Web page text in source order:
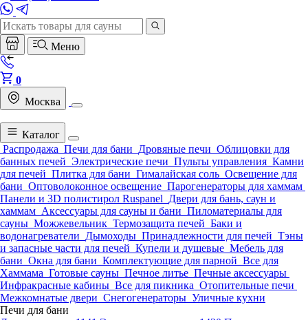
Меню
0
Москва
Каталог
Распродажа Печи для бани Дровяные печи Облицовки для
банных печей Электрические печи Пульты управления Камни
для печей Плитка для бани Гималайская соль Освещение для
бани Оптоволоконное освещение Парогенераторы для хаммам
Панели и 3D полистирол Ruspanel Двери для бань, саун и
хаммам Аксессуары для сауны и бани Пиломатериалы для
сауны Можжевельник Термозащита печей Баки и
водонагреватели Дымоходы Принадлежности для печей Тэны
и запасные части для печей Купели и душевые Мебель для
бани Окна для бани Комплектующие для парной Все для
Хаммама Готовые сауны Печное литье Печные аксессуары
Инфракрасные кабины Все для пикника Отопительные печи
Межкомнатые двери Снегогенераторы Уличные кухни
Печи для бани